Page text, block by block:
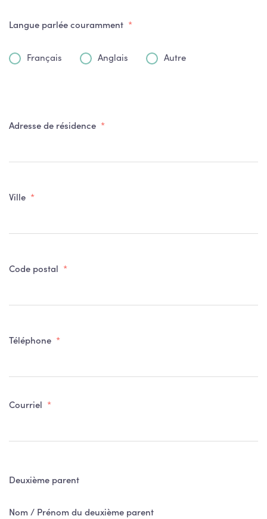
Langue parlée couramment *
Français Anglais Autre
Adresse de résidence *
de
Ville *
Code postal *
Téléphone *
Courriel *
Deuxième parent
Nom / Prénom du deuxième parent